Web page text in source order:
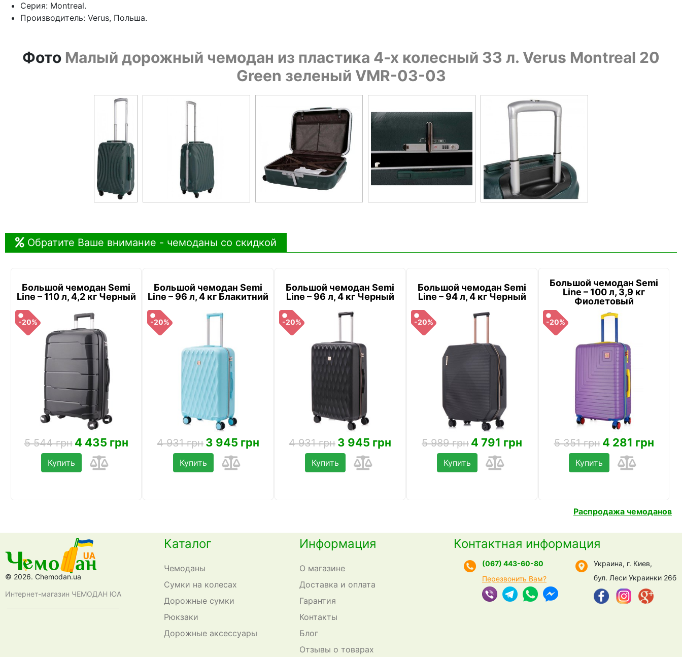
Серия: Montreal.
Производитель: Verus, Польша.
Фото Малый дорожный чемодан из пластика 4-х колесный 33 л. Verus Montreal 20
Green зеленый VMR-03-03
Обратите Ваше внимание - чемоданы со скидкой
Большой чемодан Semi
Line – 110 л, 4,2 кг Черный
-20%
5 544 грн 4 435 грн
Купить
Большой чемодан Semi
Line – 96 л, 4 кг Блакитний
-20%
4 931 грн 3 945 грн
Купить
Большой чемодан Semi
Line – 96 л, 4 кг Черный
-20%
4 931 грн 3 945 грн
Купить
Большой чемодан Semi
Line – 94 л, 4 кг Черный
-20%
5 989 грн 4 791 грн
Купить
Большой чемодан Semi
Line – 100 л, 3,9 кг
Фиолетовый
-20%
5 351 грн 4 281 грн
Купить
Распродажа чемоданов
© 2026. Chemodan.ua
Интернет-магазин ЧЕМОДАН ЮА
Каталог
Чемоданы
Сумки на колесах
Дорожные сумки
Рюкзаки
Дорожные аксессуары
Информация
О магазине
Доставка и оплата
Гарантия
Контакты
Блог
Отзывы о товарах
Контактная информация
(067) 443-60-80
Перезвонить Вам?
Украина, г. Киев,
бул. Леси Украинки 26б